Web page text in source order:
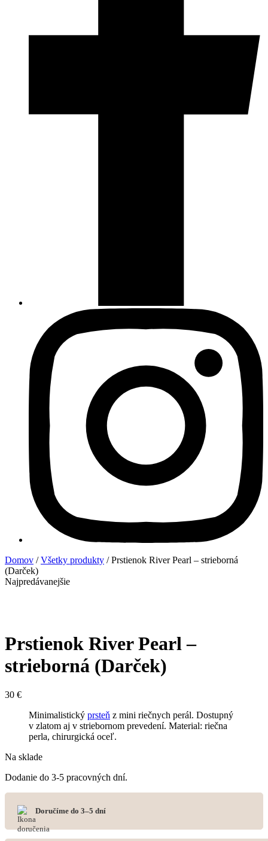
Domov /Všetky produkty / Prstienok River Pearl – strieborná
(Darček)
Najpredávanejšie
Prstienok River Pearl –
strieborná (Darček)
30 €
Minimalistický prsteň z mini riečnych perál. Dostupný
v zlatom aj v striebornom prevedení. Material: riečna
perla, chirurgická oceľ.
Na sklade
Dodanie do 3-5 pracovných dní.
Doručíme do 3–5 dní